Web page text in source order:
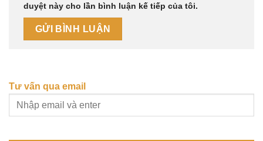
duyệt này cho lần bình luận kế tiếp của tôi.
Tư vấn qua email